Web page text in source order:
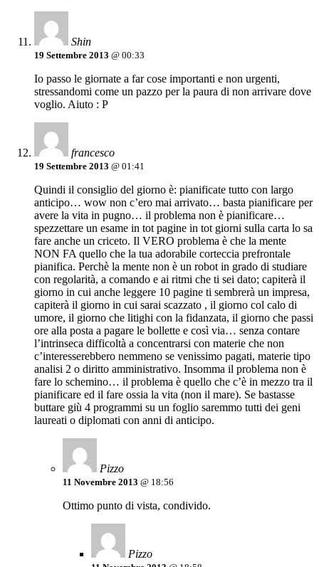
Shin
19 Settembre 2013 @ 00:33
Io passo le giornate a far cose importanti e non urgenti,
stressandomi come un pazzo per la paura di non arrivare dove
voglio. Aiuto : P
francesco
19 Settembre 2013 @ 01:41
Quindi il consiglio del giorno è: pianificate tutto con largo
anticipo… wow non c’ero mai arrivato… basta pianificare per
avere la vita in pugno… il problema non è pianificare…
spezzettare un esame in tot pagine in tot giorni sulla carta lo sa
fare anche un criceto. Il VERO problema è che la mente
NON FA quello che la tua adorabile corteccia prefrontale
pianifica. Perchè la mente non è un robot in grado di studiare
con regolarità, a comando e ai ritmi che ti sei dato; capiterà il
giorno in cui anche leggere 10 pagine ti sembrerà un impresa,
capiterà il giorno in cui sarai scazzato , il giorno col calo di
umore, il giorno che litighi con la fidanzata, il giorno che passi
ore alla posta a pagare le bollette e così via… senza contare
l’intrinseca difficoltà a concentrarsi con materie che non
c’interesserebbero nemmeno se venissimo pagati, materie tipo
analisi 2 o diritto amministrativo. Insomma il problema non è
fare lo schemino… il problema è quello che c’è in mezzo tra il
pianificare ed il fare ossia la vita (non il mare). Se bastasse
buttare giù 4 programmi su un foglio saremmo tutti dei geni
laureati o diplomati con anni di anticipo.
Pizzo
11 Novembre 2013 @ 18:56
Ottimo punto di vista, condivido.
Pizzo